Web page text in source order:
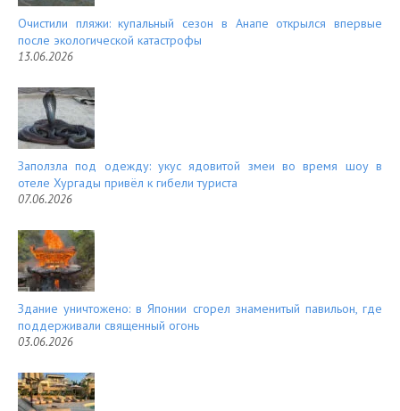
Очистили пляжи: купальный сезон в Анапе открылся впервые
после экологической катастрофы
13.06.2026
Заползла под одежду: укус ядовитой змеи во время шоу в
отеле Хургады привёл к гибели туриста
07.06.2026
Здание уничтожено: в Японии сгорел знаменитый павильон, где
поддерживали священный огонь
03.06.2026